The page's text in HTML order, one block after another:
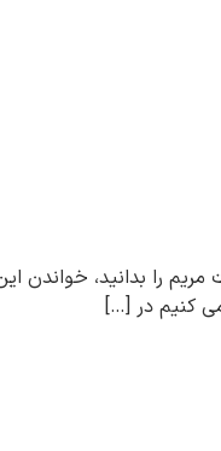
بدانید، خواندن این
کنیم در […]